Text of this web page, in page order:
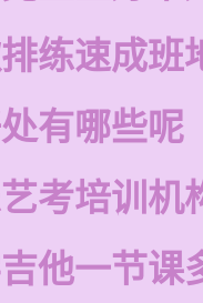
练速成班
有哪些呢
考培训机
他一节课